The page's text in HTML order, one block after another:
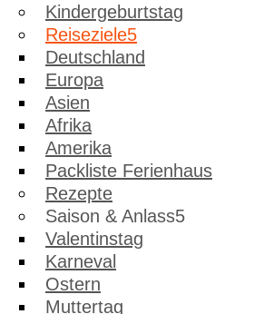
Kindergeburtstag
Reiseziele
Deutschland
Europa
Asien
Afrika
Amerika
Packliste Ferienhaus
Rezepte
Saison & Anlass
Valentinstag
Karneval
Ostern
Muttertag